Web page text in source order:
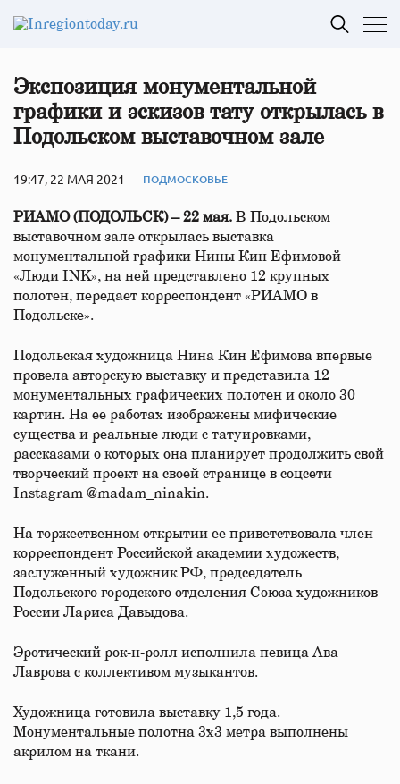
Экспозиция монументальной
графики и эскизов тату открылась в
Подольском выставочном зале
19:47, 22 МАЯ 2021 ПОДМОСКОВЬЕ
РИАМО (ПОДОЛЬСК) – 22 мая. В Подольском
выставочном зале открылась выставка
монументальной графики Нины Кин Ефимовой
«Люди INK», на ней представлено 12 крупных
полотен, передает корреспондент «РИАМО в
Подольске».
Подольская художница Нина Кин Ефимова впервые
провела авторскую выставку и представила 12
монументальных графических полотен и около 30
картин. На ее работах изображены мифические
существа и реальные люди с татуировками,
рассказами о которых она планирует продолжить свой
творческий проект на своей странице в соцсети
Instagram @madam_ninakin.
На торжественном открытии ее приветствовала член-
корреспондент Российской академии художеств,
заслуженный художник РФ, председатель
Подольского городского отделения Союза художников
России Лариса Давыдова.
Эротический рок-н-ролл исполнила певица Ава
Лаврова с коллективом музыкантов.
Художница готовила выставку 1,5 года.
Монументальные полотна 3х3 метра выполнены
акрилом на ткани.